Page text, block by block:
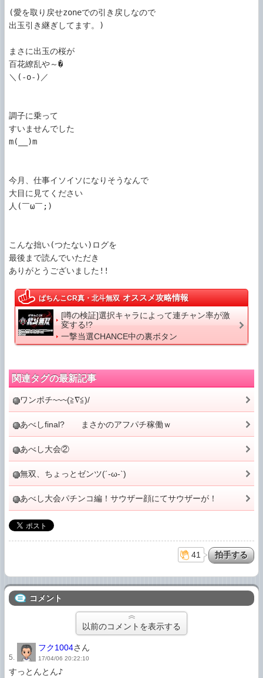
(愛を取り戻せzoneでの引き戻しなので
出玉引き継ぎしてます。)
まさに出玉の桜が
百花繚乱や～�
＼(-o-)／
調子に乗って
すいませんでした
m(__)m
今月、仕事イソイソになりそうなんで
大目に見てください
人(￣ω￣;)
こんな拙い(つたない)ログを
最後まで読んでいただき
ありがとうございました!!
ぱちんこCR真・北斗無双 オススメ攻略情報
[噂の検証]選択キャラによって連チャン率が激
変する!?
一撃当選CHANCE中の裏ボタン
関連タグの最新記事
ワンポチ~~~(≧∇≦)/
あべしfinal? まさかのアフパチ稼働ｗ
あべし大会②
無双、ちょっとゼンツ(´-ω-`)
あべし大会パチンコ編！サウザー顔にてサウザーが！
41
コメント
以前のコメントを表示する
5.
フク1004さん
17/04/06 20:22:10
すっとんとん♪